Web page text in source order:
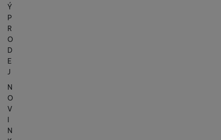
Ý
P
R
O
D
E
J
N
O
V
I
N